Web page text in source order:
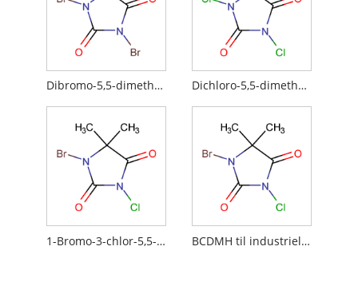
Dibromo-5,5-dimethylhydantoin Dichloro-5,5-dimethylhydantoin
1-Bromo-3-chlor-5,5-dimethylhydantoin til køletårn, der cirkulerer vandbehandling BCDMH til industriel vandbehandling